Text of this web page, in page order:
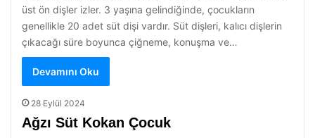
üst ön dişler izler. 3 yaşına gelindiğinde, çocukların
genellikle 20 adet süt dişi vardır. Süt dişleri, kalıcı dişlerin
çıkacağı süre boyunca çiğneme, konuşma ve…
Devamını Oku
28 Eylül 2024
Ağzı Süt Kokan Çocuk